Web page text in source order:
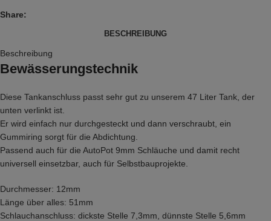
Share:
BESCHREIBUNG
Beschreibung
Bewässerungstechnik
Diese Tankanschluss passt sehr gut zu unserem 47 Liter Tank, der
unten verlinkt ist.
Er wird einfach nur durchgesteckt und dann verschraubt, ein
Gummiring sorgt für die Abdichtung.
Passend auch für die AutoPot 9mm Schläuche und damit recht
universell einsetzbar, auch für Selbstbauprojekte.
Durchmesser: 12mm
Länge über alles: 51mm
Schlauchanschluss: dickste Stelle 7,3mm, dünnste Stelle 5,6mm